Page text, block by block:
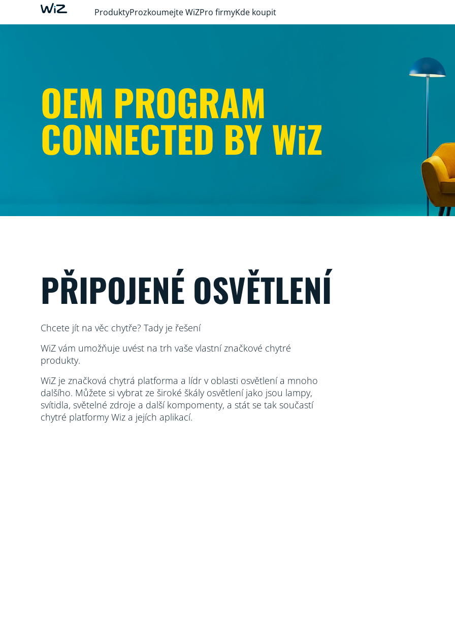
ProduktyProzkoumejte WiZPro firmyKde koupit
OEM PROGRAM
CONNECTED BY WiZ
PŘIPOJENÉ OSVĚTLENÍ
Chcete jít na věc chytře? Tady je řešení
WiZ vám umožňuje uvést na trh vaše vlastní značkové chytré
produkty.
WiZ je značková chytrá platforma a lídr v oblasti osvětlení a mnoho
dalšího. Můžete si vybrat ze široké škály osvětlení jako jsou lampy,
svítidla, světelné zdroje a další kompomenty, a stát se tak součastí
chytré platformy Wiz a jejích aplikací.